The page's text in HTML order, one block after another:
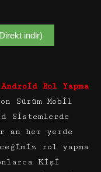
indir)
Rol Yapma
Sürüm Mobil
Sistemlerde
an her yerde
rol yapma
Kişi